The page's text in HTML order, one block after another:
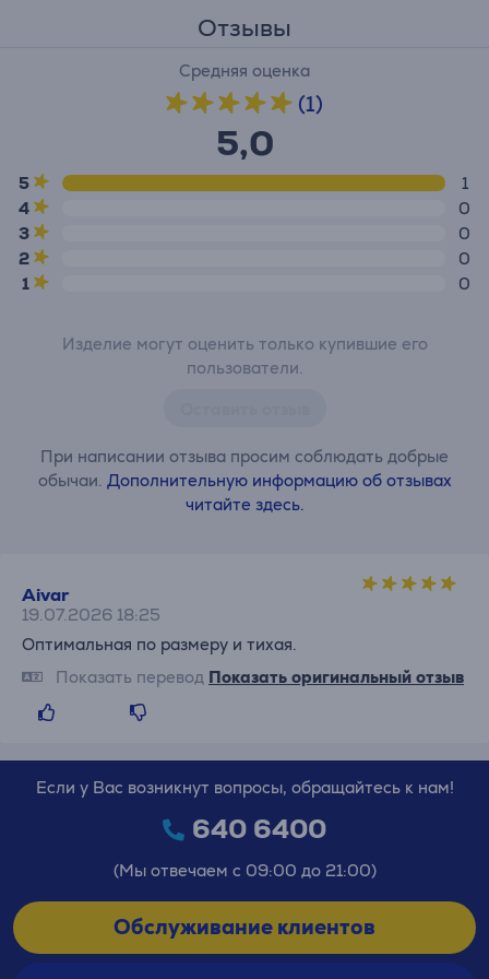
Отзывы
Средняя оценка
(1)
5,0
5
1
4
0
3
0
2
0
1
0
Изделие могут оценить только купившие его
пользователи.
При написании отзыва просим соблюдать добрые
обычаи. Дополнительную информацию об отзывах
читайте здесь.
Aivar
19.07.2026 18:25
Оптимальная по размеру и тихая.
Показать перевод Показать оригинальный отзыв
Если у Вас возникнут вопросы, обращайтесь к нам!
640 6400
(Мы отвечаем с 09:00 до 21:00)
Обслуживание клиентов